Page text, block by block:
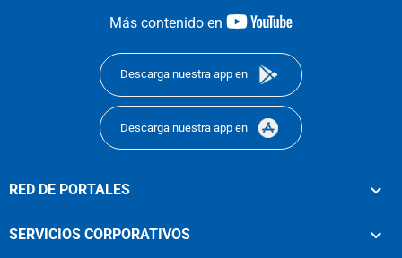
Más contenido en
youtube-
Descarga nuestra app en
Descarga nuestra app en
RED DE PORTALES
SERVICIOS CORPORATIVOS